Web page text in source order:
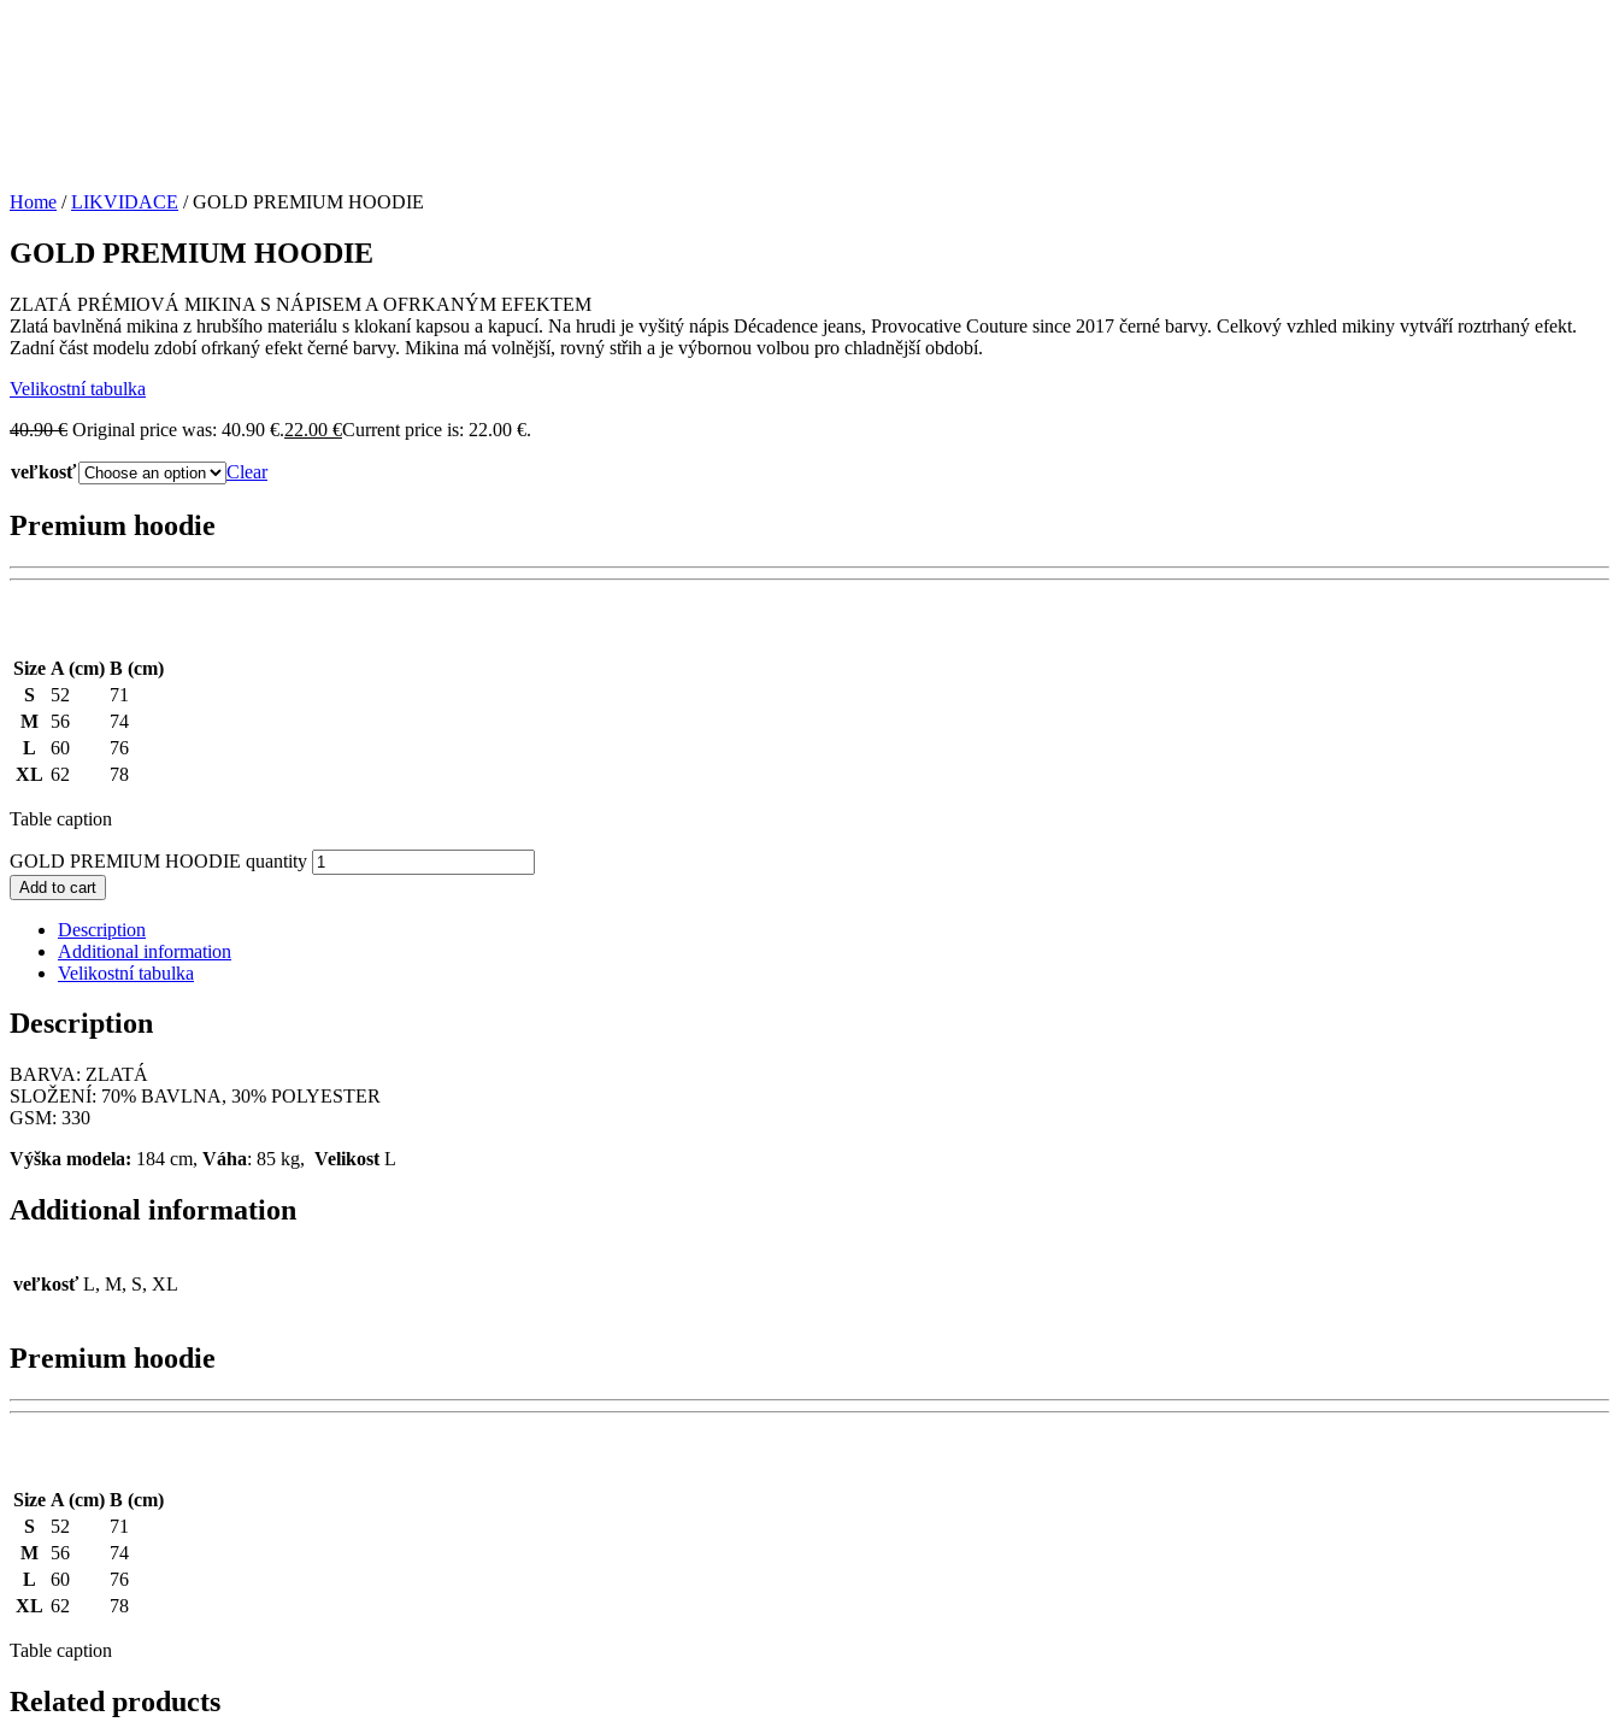
Home /LIKVIDACE / GOLD PREMIUM HOODIE
GOLD PREMIUM HOODIE
ZLATÁ PRÉMIOVÁ MIKINA S NÁPISEM A OFRKANÝM EFEKTEM
Zlatá bavlněná mikina z hrubšího materiálu s klokaní kapsou a kapucí. Na hrudi je vyšitý nápis Décadence jeans, Provocative Couture since 2017 černé barvy. Celkový vzhled mikiny vytváří roztrhaný efekt.
Zadní část modelu zdobí ofrkaný efekt černé barvy. Mikina má volnější, rovný střih a je výbornou volbou pro chladnější období.
Velikostní tabulka
40.90€ Original price was: 40.90 €.22.00 €Current price is: 22.00 €.
veľkosť Clear
Premium hoodie
Size A (cm) B (cm)
S
52
71
M
56
74
L
60
76
XL 62 78
Table caption
GOLD PREMIUM HOODIE quantity
Add to cart
Description
Additional information
Velikostní tabulka
Description
BARVA: ZLATÁ
SLOŽENÍ: 70% BAVLNA, 30% POLYESTER
GSM: 330
Výška modela: 184 cm, Váha: 85 kg, Velikost L
Additional information
veľkosť L, M, S, XL
Premium hoodie
Size A (cm) B (cm)
S
52
71
M
56
74
L
60
76
XL 62 78
Table caption
Related products